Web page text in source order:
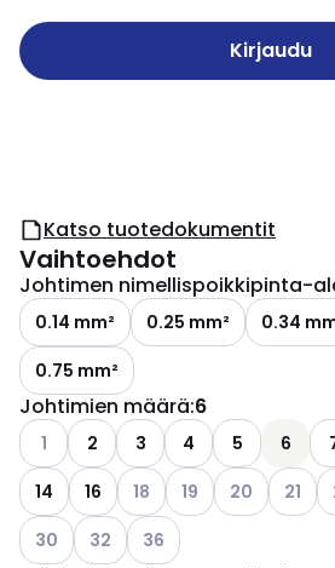
Kirjaudu
Katso tuotedokumentit
Vaihtoehdot
Johtimen nimellispoikkipinta-
0.14 mm² 0.25 mm² 0.34
0.75 mm²
Johtimien määrä:6
Katso käytettävissä olevat
1 2 3 4 5 6
14
16 Katso käytettävissä
18 Katso
19 Katso
20 Katso
21
Katso käytettävissä olevat
30 Katso käytettävissä olevat
32 Katso käytettävissä
36